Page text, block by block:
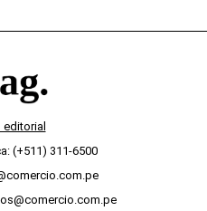
(+511) 311-6500